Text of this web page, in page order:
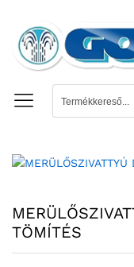
TÖMÍTÉS